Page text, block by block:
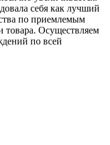
себя как лучший
по приемлемым
товара. Осуществляем
по всей